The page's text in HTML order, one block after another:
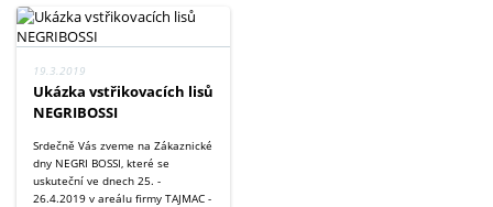
19.3.2019
Ukázka vstřikovacích lisů
NEGRIBOSSI
Srdečně Vás zveme na Zákaznické
dny NEGRI BOSSI, které se
uskuteční ve dnech 25. -
26.4.2019 v areálu firmy TAJMAC -